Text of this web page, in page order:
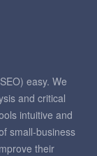
easy. We
and critical
intuitive and
small-business
their